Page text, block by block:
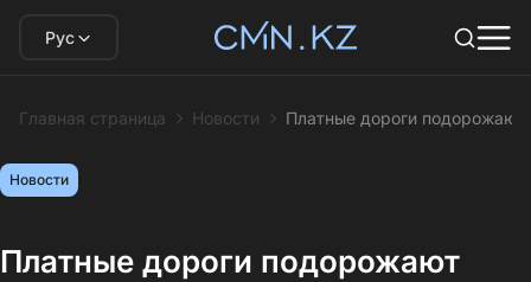
Рус
Главная страница Новости Платные дороги подорожают
Новости
Платные дороги подорожают